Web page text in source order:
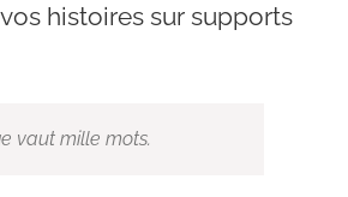
histoires sur supports
vaut mille mots.